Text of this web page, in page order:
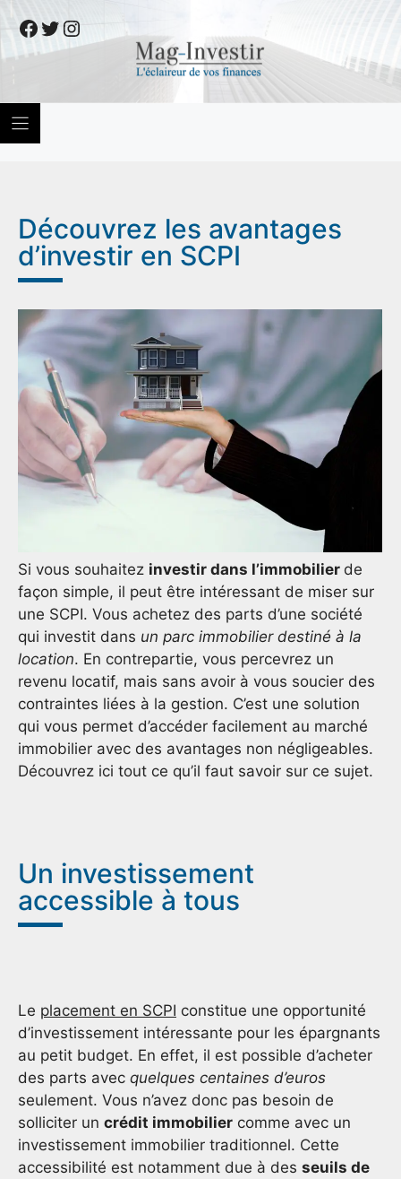
to
content
Facebook
Twitter
Instagram
Découvrez les avantages
d’investir en SCPI
Si vous souhaitez investir dans l’immobilier de
façon simple, il peut être intéressant de miser sur
une SCPI. Vous achetez des parts d’une société
qui investit dans un parc immobilier destiné à la
location. En contrepartie, vous percevrez un
revenu locatif, mais sans avoir à vous soucier des
contraintes liées à la gestion. C’est une solution
qui vous permet d’accéder facilement au marché
immobilier avec des avantages non négligeables.
Découvrez ici tout ce qu’il faut savoir sur ce sujet.
Un investissement
accessible à tous
Le placement en SCPI constitue une opportunité
d’investissement intéressante pour les épargnants
au petit budget. En effet, il est possible d’acheter
des parts avec quelques centaines d’euros
seulement. Vous n’avez donc pas besoin de
solliciter un crédit immobilier comme avec un
investissement immobilier traditionnel. Cette
accessibilité est notamment due à des seuils de